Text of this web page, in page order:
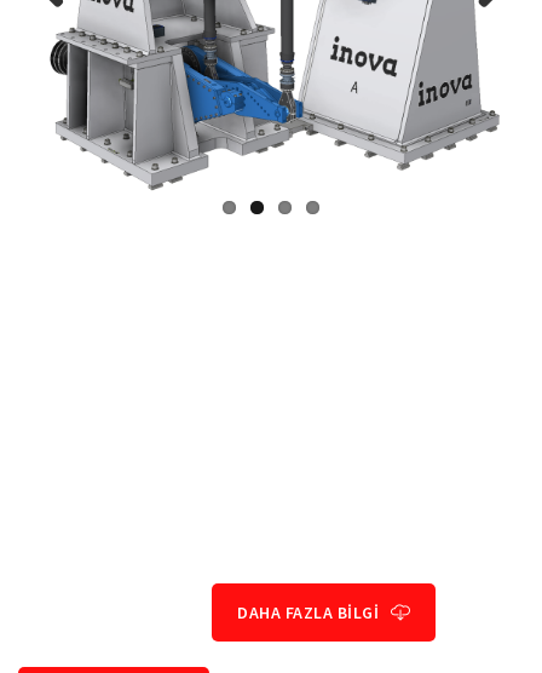
Previous Next
DAHA FAZLA BİLGİ